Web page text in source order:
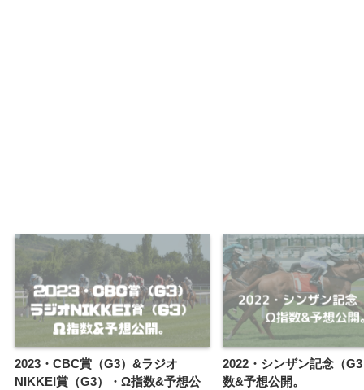
2023・CBC賞（G3）&ラジオ
NIKKEI賞（G3）・Ω指数&予想公
2022・シンザン記念（
数&予想公開。